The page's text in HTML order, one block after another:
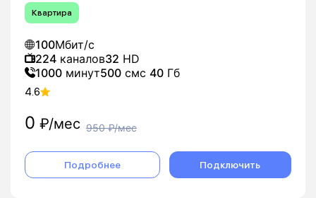
Квартира
100Мбит/с
224 каналов32 HD
1000 минут500 смс 40 Гб
4.6
0 ₽/мес 950₽/мес
Подробнее Подключить